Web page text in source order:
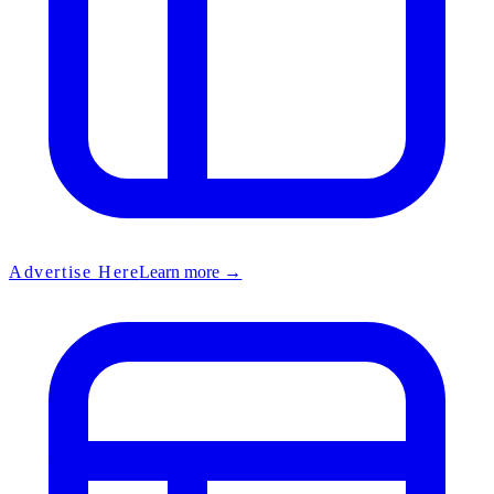
Advertise HereLearn more →